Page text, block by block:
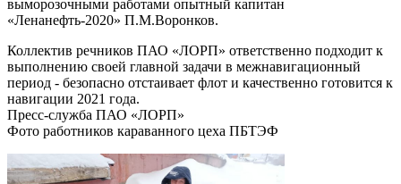
выморозочными работами опытный капитан
«Ленанефть-2020» П.М.Воронков.
Коллектив речников ПАО «ЛОРП» ответственно подходит к
выполнению своей главной задачи в межнавигационный
период - безопасно отстаивает флот и качественно готовится к
навигации 2021 года.
Пресс-служба ПАО «ЛОРП»
Фото работников караванного цеха ПБТЭФ